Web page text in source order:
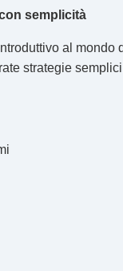
semplicità
al mondo
strategie